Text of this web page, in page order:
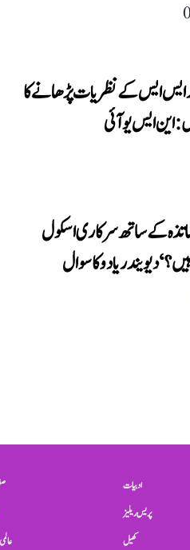
ایس ایس کے نظریات پڑھانے کا
این ایس یو آئی
کے ساتھ سرکاری اسکول
دیویندر یادو کا سوال
ادبیات
پریس ریلیز
کھیل